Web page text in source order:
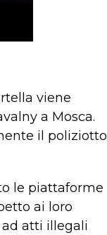
viene
a Mosca.
il poliziotto
le piattaforme
ai loro
atti illegali